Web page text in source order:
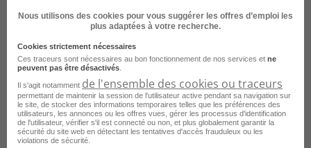
Aix-en-Provence - 13
Alternance
Publié le 16 septembre 2025
Je postule
Nous utilisons des cookies pour vous suggérer les offres d’emploi les
plus adaptées à votre recherche.
Cookies strictement nécessaires
Ces traceurs sont nécessaires au bon fonctionnement de nos services et ne
peuvent pas être désactivés
Il s'agit notamment de l'ensemble des cookies ou traceurs
permettant de maintenir la session de l'utilisateur active pendant sa navigation sur
le site, de stocker des informations temporaires telles que les préférences des
utilisateurs, les annonces ou les offres vues, gérer les processus d'identification
de l'utilisateur, vérifier s'il est connecté ou non, et plus globalement garantir la
sécurité du site web en détectant les tentatives d'accès frauduleux ou les
violations de sécurité.